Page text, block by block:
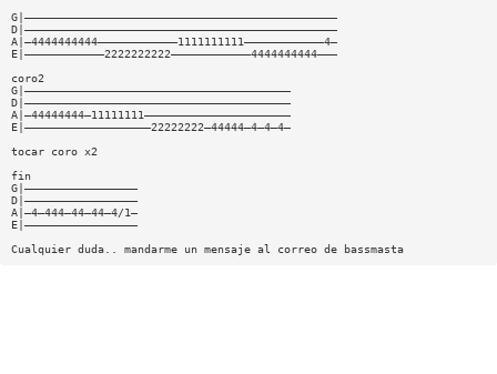
G|———————————————————————————————————————————————
D|———————————————————————————————————————————————
A|—4444444444————————————1111111111————————————4—
E|————————————2222222222————————————4444444444———
coro2
G|————————————————————————————————————————
D|————————————————————————————————————————
A|—44444444—11111111——————————————————————
E|———————————————————22222222—44444—4—4—4—
tocar coro x2
fin
G|—————————————————
D|—————————————————
A|—4—444—44—44—4/1—
E|—————————————————
Cualquier duda.. mandarme un mensaje al correo de bassmasta